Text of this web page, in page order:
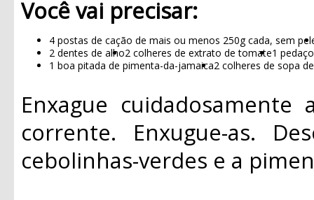
Você vai precisar:
4 postas de cação de mais ou menos 250g cada, sem
2 dentes de alho2 colheres de extrato de tomate1
1 boa pitada de pimenta-da-jamaica2 colheres de sopa
Enxague
corrente. Enxugue-as.
cebolinhas-verdes e a